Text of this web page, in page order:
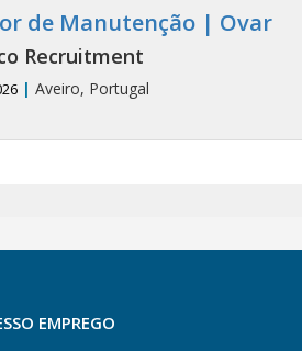
de Manutenção | Ovar
Recruitment
| Aveiro, Portugal
EMPREGO